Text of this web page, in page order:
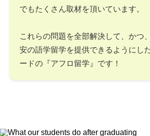
でもたくさん取材を頂いています。
これらの問題を全部解決して、かつ
安の語学留学を提供できるようにし
ードの『アフロ留学』です！